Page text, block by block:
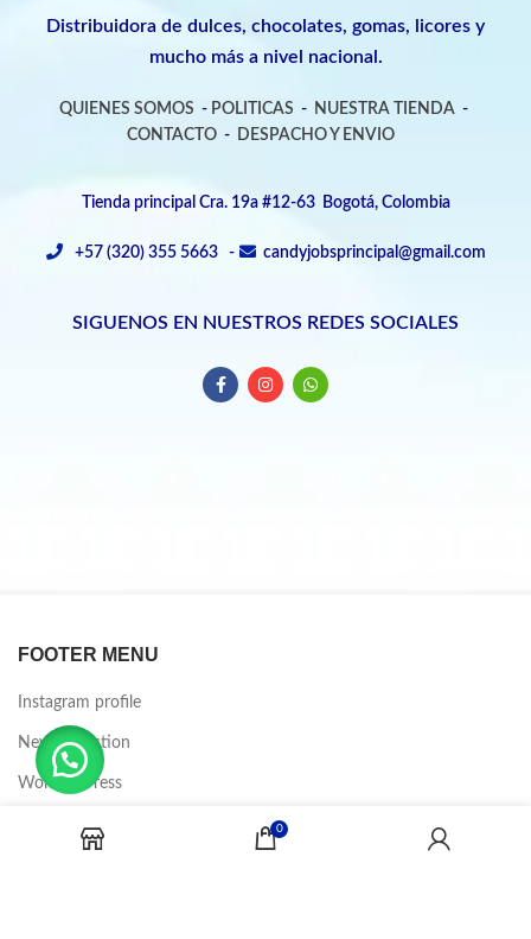
Distribuidora de dulces, chocolates, gomas, licores y
mucho más a nivel nacional.
QUIENES SOMOS - POLITICAS - NUESTRA TIENDA -
CONTACTO- DESPACHO Y ENVIO
Tienda principal Cra. 19a #12-63 Bogotá, Colombia
+57 (320) 355 5663 - candyjobsprincipal@gmail.com
SIGUENOS EN NUESTROS REDES SOCIALES
FOOTER MENU
Instagram profile
New Collection
Woman Dress
Contact Us 0